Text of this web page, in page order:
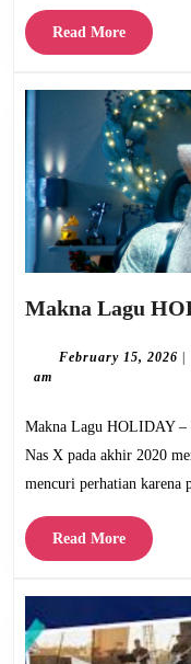
Read MoreRead
More
Makna Lagu
February 15, 2026
am
Makna Lagu HOLIDAY – Lil Nas X. Lagu HOLIDAY yang dirilis Lil
Nas X pada akhir 2020
mencuri perhatian karena
Read MoreRead
More